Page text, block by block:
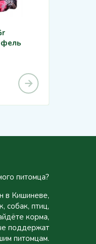
питомца?
в Кишиневе,
собак, птиц,
корма,
поддержат
питомцам.